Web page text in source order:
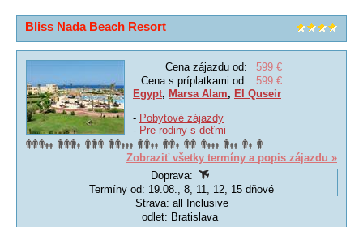
Bliss Nada Beach Resort
Cena zájazdu od:
599 €
Cena s príplatkami od:
599 €
Egypt, Marsa Alam, El Quseir
- Pobytové zájazdy
- Pre rodiny s deťmi
Zobraziť všetky termíny a popis zájazdu »
Doprava:
Termíny od: 19.08., 8, 11, 12, 15 dňové
Strava: all Inclusive
odlet: Bratislava